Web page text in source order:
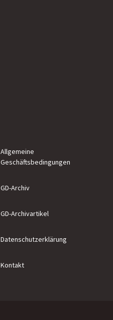
Allgemeine
Geschäftsbedingungen
GD-Archiv
GD-Archivartikel
Datenschutzerklärung
Kontakt